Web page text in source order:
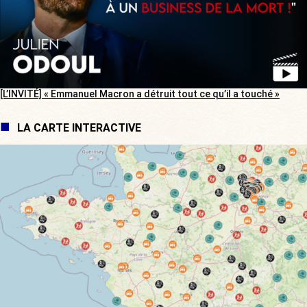
[L’INVITÉ] « Emmanuel Macron a détruit tout ce qu’il a touché »
LA CARTE INTERACTIVE